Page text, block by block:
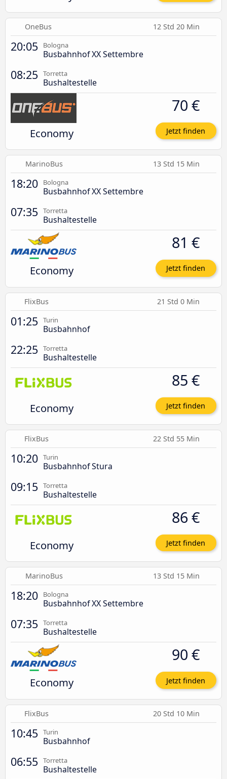
OneBus 12 Std 20 Min
20:05 Bologna
Busbahnhof XX Settembre
08:25 Torretta
Bushaltestelle
Economy
70 €
Jetzt finden
MarinoBus 13 Std 15 Min
18:20 Bologna
Busbahnhof XX Settembre
07:35 Torretta
Bushaltestelle
Economy
81 €
Jetzt finden
FlixBus 21 Std 0 Min
01:25 Turin
Busbahnhof
22:25 Torretta
Bushaltestelle
Economy
85 €
Jetzt finden
FlixBus 22 Std 55 Min
10:20 Turin
Busbahnhof Stura
09:15 Torretta
Bushaltestelle
Economy
86 €
Jetzt finden
MarinoBus 13 Std 15 Min
18:20 Bologna
Busbahnhof XX Settembre
07:35 Torretta
Bushaltestelle
Economy
90 €
Jetzt finden
FlixBus 20 Std 10 Min
10:45 Turin
Busbahnhof
06:55 Torretta
Bushaltestelle